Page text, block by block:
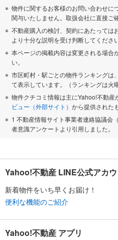
物件に関するお客様のお問い合わせに
関与いたしません。取扱会社に直接ご
不動産購入の検討、契約にあたっては
より十分な説明を受け判断してください
本ページの掲載内容は変更される場合
い。
市区町村・駅ごとの物件ランキングは
て表示しています。（ランキングは火
物件クチコミ情報は主にYahoo!不動産
ビュー（外部サイト） から提供された
1 不動産情報サイト事業者連絡協議会
者意識アンケートより引用しました。
Yahoo!不動産 LINE公式アカウ
新着物件をいち早くお届け！
便利な機能のご紹介
Yahoo!不動産 アプリ